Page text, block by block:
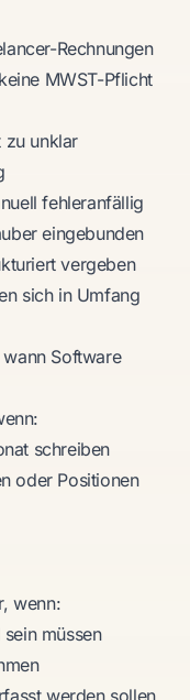
Rechnungen
MWST-Pflicht
zu unklar
fehleranfällig
eingebunden
vergeben
sich in Umfang
Software
schreiben
oder Positionen
wenn:
müssen